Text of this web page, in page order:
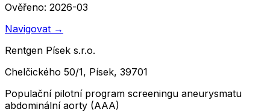
Ověřeno: 2026-03
Navigovat →
Rentgen Písek s.r.o.
Chelčického 50/1, Písek, 39701
Populační pilotní program screeningu aneurysmatu
abdominální aorty (AAA)